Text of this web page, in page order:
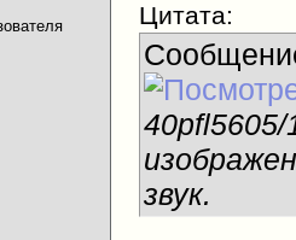
Цитата:
40pfl5605/
звук.